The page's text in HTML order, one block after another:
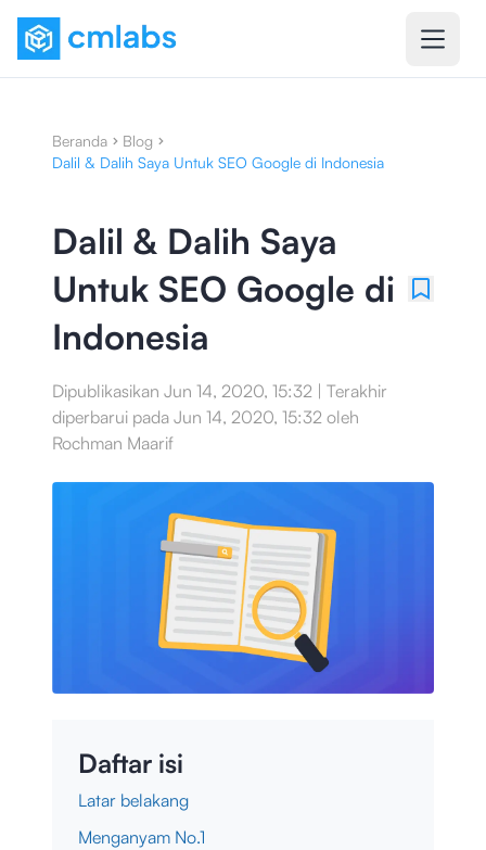
Beranda
Blog
Dalil & Dalih Saya Untuk SEO Google di Indonesia
Dalil & Dalih Saya
Untuk SEO Google di
Indonesia
Dipublikasikan Jun 14, 2020, 15:32 | Terakhir
diperbarui pada Jun 14, 2020, 15:32 oleh
Rochman Maarif
Daftar isi
Latar belakang
Menganyam No.1